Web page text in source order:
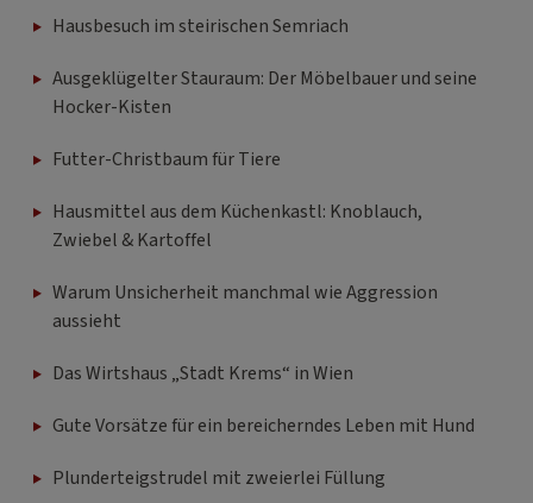
Hausbesuch im steirischen Semriach
Ausgeklügelter Stauraum: Der Möbelbauer und seine
Hocker-Kisten
Futter-Christbaum für Tiere
Hausmittel aus dem Küchenkastl: Knoblauch,
Zwiebel & Kartoffel
Warum Unsicherheit manchmal wie Aggression
aussieht
Das Wirtshaus „Stadt Krems“ in Wien
Gute Vorsätze für ein bereicherndes Leben mit Hund
Plunderteigstrudel mit zweierlei Füllung